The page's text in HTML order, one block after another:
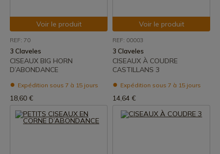
Voir le produit
REF: 70
3 Claveles
CISEAUX BIG HORN
D’ABONDANCE
Expédition sous 7 à 15 jours
18,60 €
Voir le produit
REF: 00003
3 Claveles
CISEAUX À COUDRE
CASTILLANS 3
Expédition sous 7 à 15 jours
14,64 €